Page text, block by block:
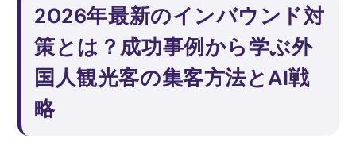
2026年最新のインバウンド対
策とは？成功事例から学ぶ外
国人観光客の集客方法とAI戦
略